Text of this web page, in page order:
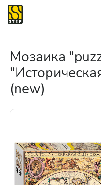
Мозаика
(new)